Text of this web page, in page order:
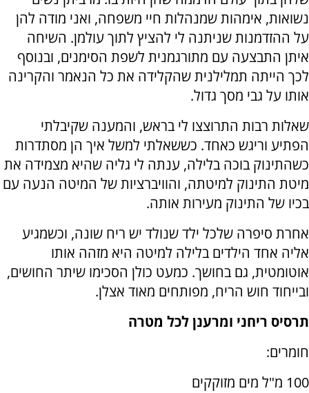
נשואות, אימהות שמנהלות חיי משפחה, ואני מודה להן
על ההזדמנות שניתנה לי להציץ לתוך עולמן. השיחה
איתן התבצעה עם מתורגמנית לשפת הסימנים, ובנוסף
לכך הייתה תמלילנית שהקלידה את כל הנאמר והקרינה
אותו על גבי מסך גדול.
שאלות רבות התרוצצו לי בראש, והמענה שקיבלתי
הפתיע וריגש כאחד. כששאלתי למשל איך הן מסתדרות
כשהתינוק בוכה בלילה, ענתה לי גליה שהיא מצמידה את
מיטת התינוק למיטתה, והוויברציות של המיטה הנעה עם
בכיו של התינוק מעירות אותה.
אחרת סיפרה שלכל ילד שנולד יש ריח שונה, וכשמגיע
אליה אחד הילדים בלילה למיטה היא מזהה אותו
אוטומטית, גם בחושך. כמעט כולן הסכימו שיתר החושים,
ובייחוד חוש הריח, מפותחים מאוד אצלן.
תרסיס ריחני ומרענן לכל מטרה
חומרים:
100 מ"ל מים מזוקקים